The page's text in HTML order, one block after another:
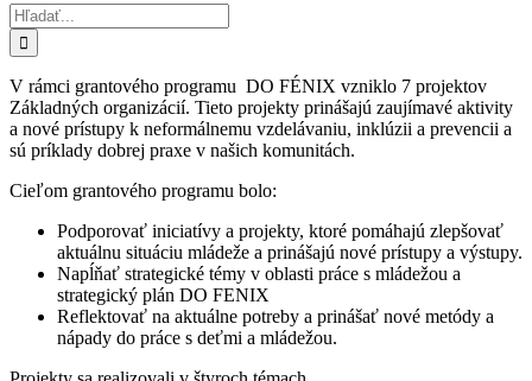
Hľadať:
V rámci grantového programu DO FÉNIX vzniklo 7 projektov
Základných organizácií. Tieto projekty prinášajú zaujímavé aktivity
a nové prístupy k neformálnemu vzdelávaniu, inklúzii a prevencii a
sú príklady dobrej praxe v našich komunitách.
Cieľom grantového programu bolo:
Podporovať iniciatívy a projekty, ktoré pomáhajú zlepšovať
aktuálnu situáciu mládeže a prinášajú nové prístupy a výstupy.
Napĺňať strategické témy v oblasti práce s mládežou a
strategický plán DO FENIX
Reflektovať na aktuálne potreby a prinášať nové metódy a
nápady do práce s deťmi a mládežou.